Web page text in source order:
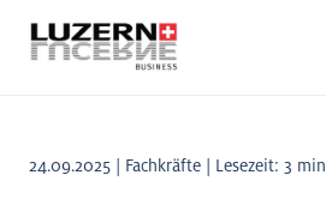
24.09.2025 | Fachkräfte | Lesezeit: 3 min